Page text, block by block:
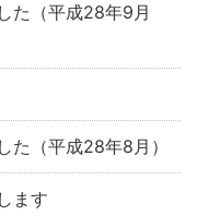
た（平成28年9月
た（平成28年8月）
ます